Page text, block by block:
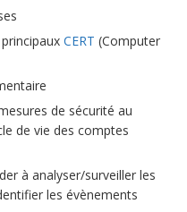
CERT (Computer
de sécurité au
de vie des comptes
à analyser/surveiller les
les évènements